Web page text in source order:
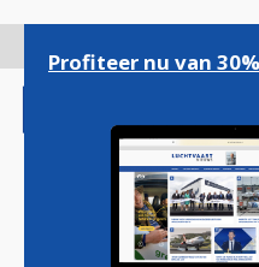
gaan
Profiteer nu van